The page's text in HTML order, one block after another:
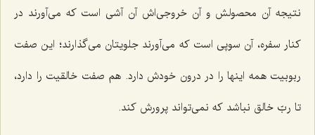
نتیجه آن محصولش و آن خروجی‌اش آن آشی است كه می‌آورند در
كنار سفره، آن سوپی است كه می‌آورند جلویتان می‌گذارند؛ این صفت
ربوبیت همه اینها را در درون خودش دارد. هم صفت خالقیت را دارد،
تا ربّ خالق نباشد كه نمی‌تواند پرورش كند.